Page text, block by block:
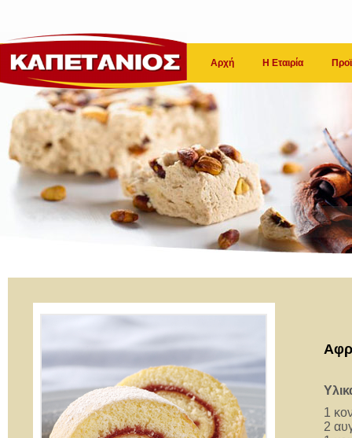
Αρχή Η Εταιρία
1
2